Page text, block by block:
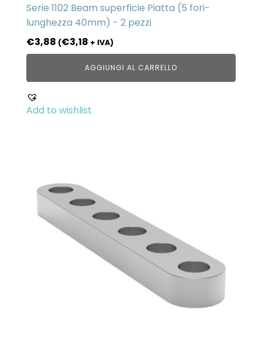
Serie 1102 Beam superficie Piatta (5 fori-
lunghezza 40mm) - 2 pezzi
€3,88 (€3,18 + IVA)
AGGIUNGI AL CARRELLO
Add to wishlist